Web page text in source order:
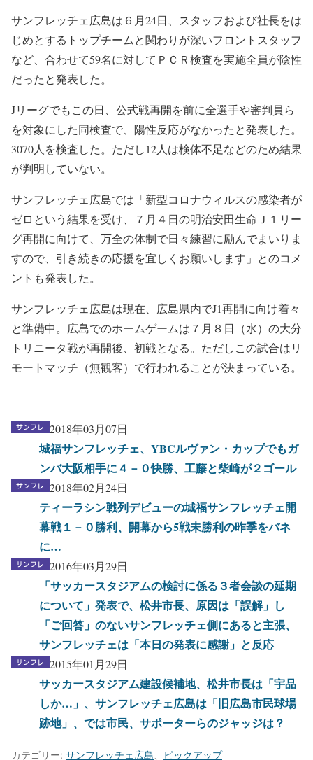
サンフレッチェ広島は６月24日、スタッフおよび社長をは
じめとするトップチームと関わりが深いフロントスタッフ
など、合わせて59名に対してＰＣＲ検査を実施全員が陰性
だったと発表した。
Jリーグでもこの日、公式戦再開を前に全選手や審判員ら
を対象にした同検査で、陽性反応がなかったと発表した。
3070人を検査した。ただし12人は検体不足などのため結果
が判明していない。
サンフレッチェ広島では「新型コロナウィルスの感染者が
ゼロという結果を受け、７月４日の明治安田生命Ｊ１リー
グ再開に向けて、万全の体制で日々練習に励んでまいりま
すので、引き続きの応援を宜しくお願いします」とのコメ
ントも発表した。
サンフレッチェ広島は現在、広島県内でJ1再開に向け着々
と準備中。広島でのホームゲームは７月８日（水）の大分
トリニータ戦が再開後、初戦となる。ただしこの試合はリ
モートマッチ（無観客）で行われることが決まっている。
2018年03月07日
城福サンフレッチェ、YBCルヴァン・カップでもガ
ンバ大阪相手に４－０快勝、工藤と柴崎が２ゴール
2018年02月24日
ティーラシン戦列デビューの城福サンフレッチェ開
幕戦１－０勝利、開幕から5戦未勝利の昨季をバネ
に…
2016年03月29日
「サッカースタジアムの検討に係る３者会談の延期
について」発表で、松井市長、原因は「誤解」し
「ご回答」のないサンフレッチェ側にあると主張、
サンフレッチェは「本日の発表に感謝」と反応
2015年01月29日
サッカースタジアム建設候補地、松井市長は「宇品
しか…」、サンフレッチェ広島は「旧広島市民球場
跡地」、では市民、サポーターらのジャッジは？
カテゴリー: サンフレッチェ広島 ピックアップ